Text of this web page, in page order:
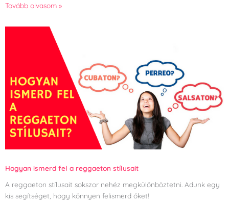
Tovább olvasom »
Hogyan ismerd fel a reggaeton stílusait
A reggaeton stílusait sokszor nehéz megkülönböztetni. Adunk egy
kis segítséget, hogy könnyen felismerd őket!